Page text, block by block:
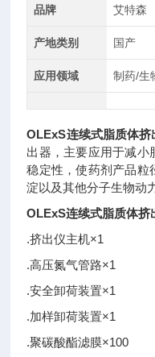
品牌 艾特森
产地类别 国产
应用领域 制药/生
OLExS连续式脂质体挤
出器，主要应用于减小
稳定性，使药剂产品粒
淀以及其他分子生物动
OLExS连续式脂质体挤
.挤出仪主机×1
.高压氮气管路×1
.安全卸荷装置×1
.加样卸荷装置×1
.聚碳酸酯滤膜×100